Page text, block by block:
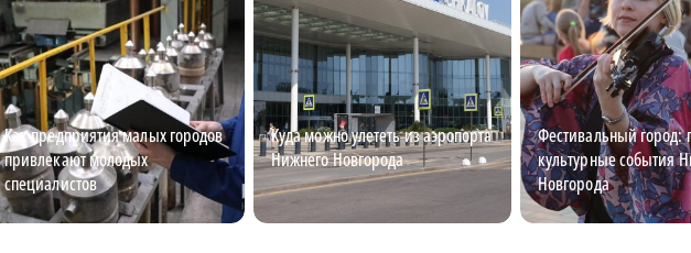
Как предприятия малых городов
привлекают молодых
специалистов
Куда можно улететь из аэропорта
Нижнего Новгорода
Фестивальный город:
культурные события
Новгорода